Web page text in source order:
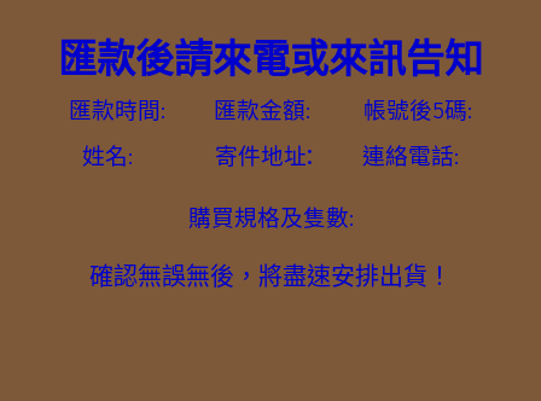
匯款後請來電或來訊告知
匯款時間: 匯款金額: 帳號後5碼:
姓名: 寄件地址: 連絡電話:
購買規格及隻數:
確認無誤無後，將盡速安排出貨！